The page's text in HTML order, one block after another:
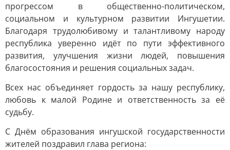
прогрессом в общественно-политическом,
социальном и культурном развитии Ингушетии.
Благодаря трудолюбивому и талантливому народу
республика уверенно идёт по пути эффективного
развития, улучшения жизни людей, повышения
благосостояния и решения социальных задач.
Всех нас объединяет гордость за нашу республику,
любовь к малой Родине и ответственность за её
судьбу.
С Днём образования ингушской государственности
жителей поздравил глава региона: